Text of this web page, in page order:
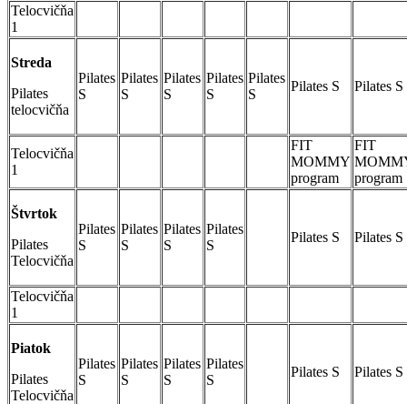
Telocvičňa
1
Streda
Pilates
telocvičňa
Pilates
S
Pilates
S
Pilates
S
Pilates
S
Pilates
S
Pilates S Pilates S
Telocvičňa
1
FIT
MOMMY
program
FIT
program
Štvrtok
Pilates
Telocvičňa
Pilates
S
Pilates
S
Pilates
S
Pilates
S
Pilates S Pilates S
Telocvičňa
1
Piatok
Pilates
Telocvičňa
Pilates
S
Pilates
S
Pilates
S
Pilates
S
Pilates S Pilates S